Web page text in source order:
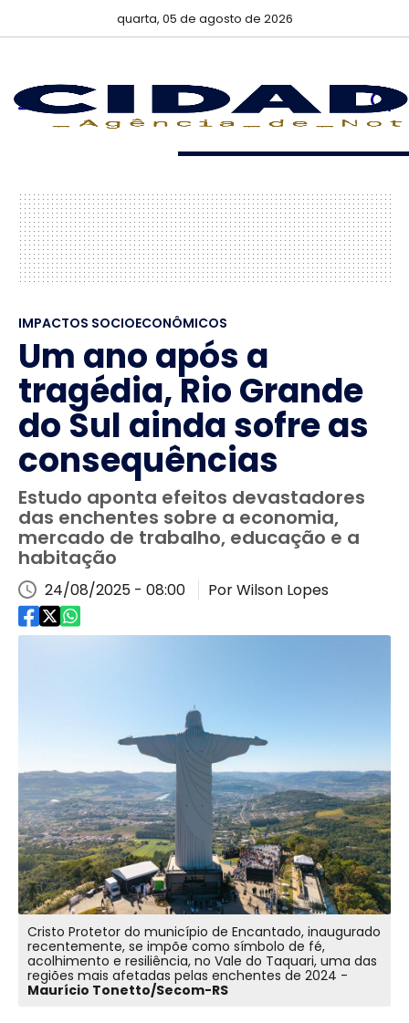
quarta, 05 de agosto de 2026
IMPACTOS SOCIOECONÔMICOS
Um ano após a
tragédia, Rio Grande
do Sul ainda sofre as
consequências
Estudo aponta efeitos devastadores
das enchentes sobre a economia,
mercado de trabalho, educação e a
habitação
24/08/2025 - 08:00 Por Wilson Lopes
Cristo Protetor do município de Encantado, inaugurado
recentemente, se impõe como símbolo de fé,
acolhimento e resiliência, no Vale do Taquari, uma das
regiões mais afetadas pelas enchentes de 2024 -
Maurício Tonetto/Secom-RS